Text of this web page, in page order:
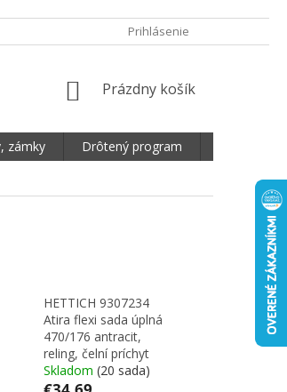
ÚDAJOV DOPRAVA A PLATBA
Prihlásenie
NÁKUPNÝ KOŠÍK
Prázdny košík
zámky Drôtený program
HETTICH 9307234
Atira flexi sada úplná
470/176 antracit,
reling, čelní príchyt
Skladom (20 sada)